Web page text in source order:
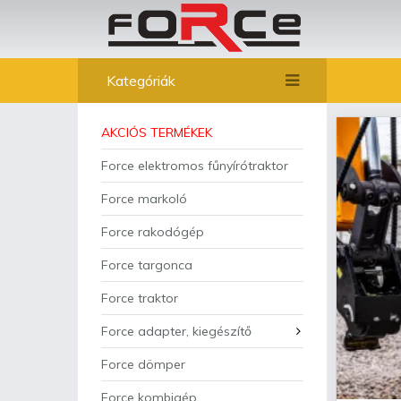
Kategóriák
AKCIÓS TERMÉKEK
Force elektromos fűnyírótraktor
Force markoló
Force rakodógép
Force targonca
Force traktor
Force adapter, kiegészítő
Force dömper
Force kombigép